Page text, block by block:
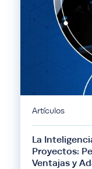
Artículos
La
Proyectos:
Ventajas y